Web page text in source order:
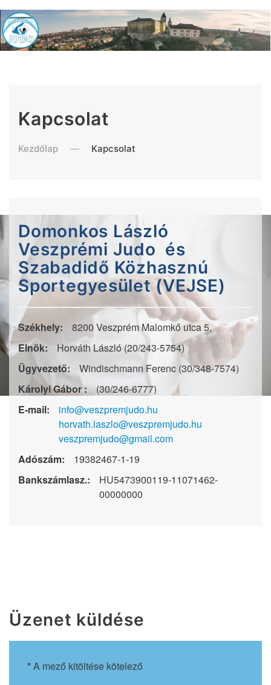
Kapcsolat
Kezdőlap Kapcsolat
Domonkos László
Veszprémi Judo és
Szabadidő Közhasznú
Sportegyesület (VEJSE)
Székhely:
8200 Veszprém Malomkő utca 5.
Elnök:
Horváth László (20/243-5754)
Ügyvezető:
Windischmann Ferenc (30/348-7574)
Károlyi Gábor :
(30/246-6777)
E-mail:
info@veszpremjudo.hu
horvath.laszlo@veszpremjudo.hu
veszpremjudo@gmail.com
Adószám:
19382467-1-19
Bankszámlasz.:
HU5473900119-11071462-
00000000
Üzenet küldése
*A mező kitöltése kötelező